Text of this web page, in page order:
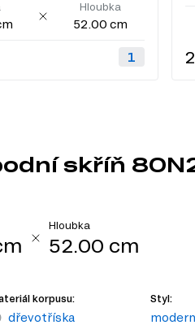
Hloubka
52.00 cm
skříň
Hloubka
52.00 cm
korpusu:
dřevotříska
Styl: